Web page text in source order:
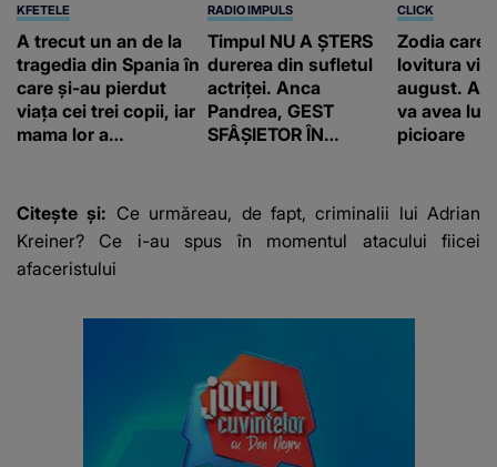
KFETELE
A trecut un an de la
tragedia din Spania în
care și-au pierdut
viața cei trei copii, iar
mama lor a…
RADIO IMPULS
Timpul NU A ȘTERS
durerea din sufletul
actriței. Anca
Pandrea, GEST
SFÂȘIETOR ÎN
copleșitor. Pe măsură
ce trece timpul
parcă..."
CLICK
Zodia care
lovitura
august.
va avea
picioare
Citește și: Ce urmăreau, de fapt, criminalii lui Adrian
Kreiner? Ce i-au spus în momentul atacului fiicei
afaceristului